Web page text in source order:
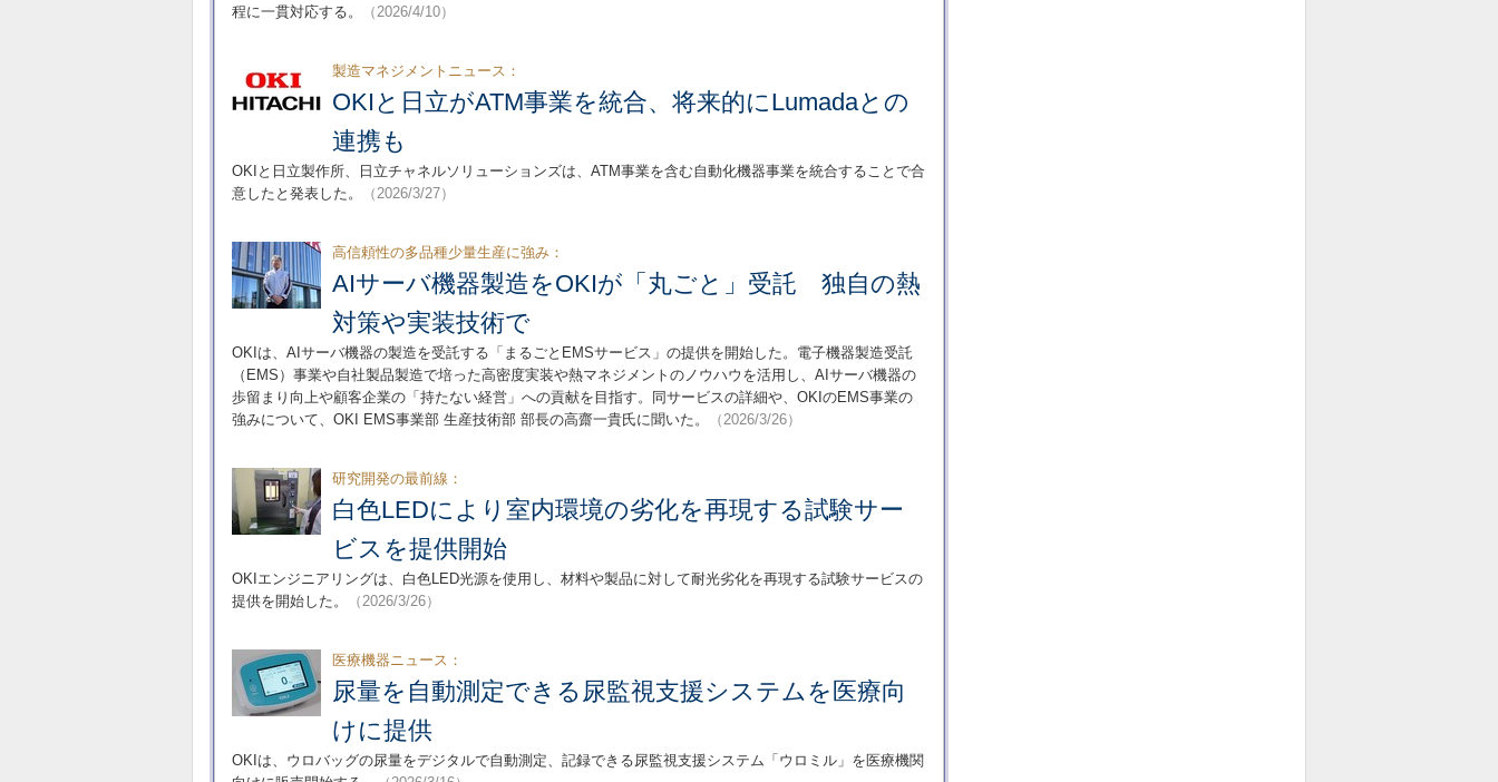
程に一貫対応する。
（2026/4/10）
製造マネジメントニュース：
OKIと日立がATM事業を統合、将来的にLumadaとの
連携も
OKIと日立製作所、日立チャネルソリューションズは、ATM事業を含む自動化機器事業を統合することで合
意したと発表した。
（2026/3/27）
高信頼性の多品種少量生産に強み：
AIサーバ機器製造をOKIが「丸ごと」受託 独自の熱
対策や実装技術で
OKIは、AIサーバ機器の製造を受託する「まるごとEMSサービス」の提供を開始した。電子機器製造受託
（EMS）事業や自社製品製造で培った高密度実装や熱マネジメントのノウハウを活用し、AIサーバ機器の
歩留まり向上や顧客企業の「持たない経営」への貢献を目指す。同サービスの詳細や、OKIのEMS事業の
強みについて、OKI EMS事業部 生産技術部 部長の高齋一貴氏に聞いた。
（2026/3/26）
研究開発の最前線：
白色LEDにより室内環境の劣化を再現する試験サー
ビスを提供開始
OKIエンジニアリングは、白色LED光源を使用し、材料や製品に対して耐光劣化を再現する試験サービスの
提供を開始した。
（2026/3/26）
医療機器ニュース：
尿量を自動測定できる尿監視支援システムを医療向
けに提供
OKIは、ウロバッグの尿量をデジタルで自動測定、記録できる尿監視支援システム「ウロミル」を医療機関